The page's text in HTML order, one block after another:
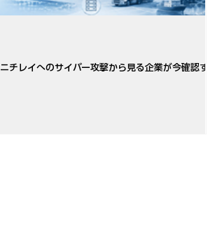
ニチレイへのサイバー攻撃から見る企業が今確認す